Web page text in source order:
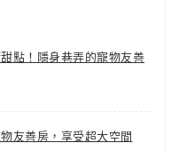
點！隱身巷弄的寵物友善
友善房，享受超大空間